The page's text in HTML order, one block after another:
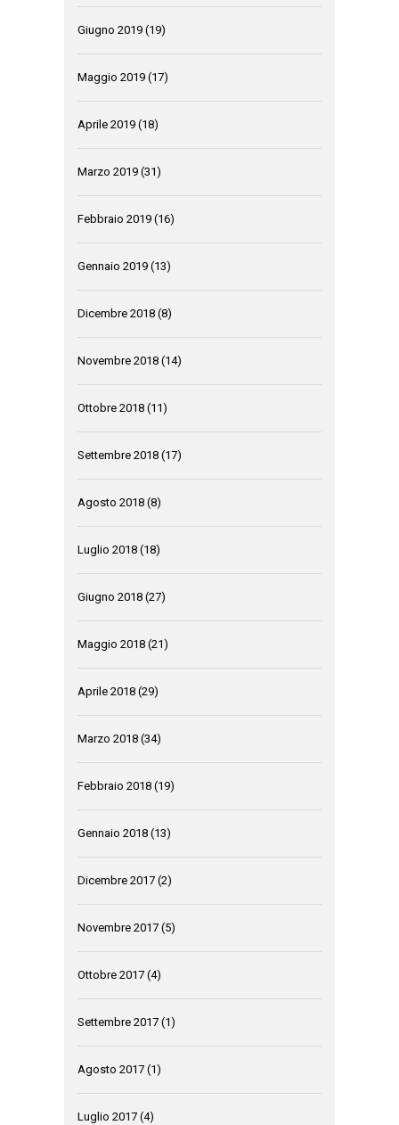
Giugno 2019 (19)
Maggio 2019 (17)
Aprile 2019 (18)
Marzo 2019 (31)
Febbraio 2019 (16)
Gennaio 2019 (13)
Dicembre 2018 (8)
Novembre 2018 (14)
Ottobre 2018 (11)
Settembre 2018 (17)
Agosto 2018 (8)
Luglio 2018 (18)
Giugno 2018 (27)
Maggio 2018 (21)
Aprile 2018 (29)
Marzo 2018 (34)
Febbraio 2018 (19)
Gennaio 2018 (13)
Dicembre 2017 (2)
Novembre 2017 (5)
Ottobre 2017 (4)
Settembre 2017 (1)
Agosto 2017 (1)
Luglio 2017 (4)